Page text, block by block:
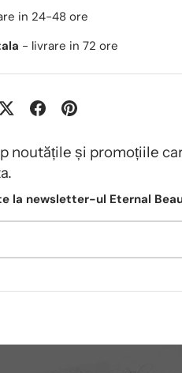
in 24-48 ore
- livrare in 72 ore
noutățile și promoțiile
la newsletter-ul Eternal